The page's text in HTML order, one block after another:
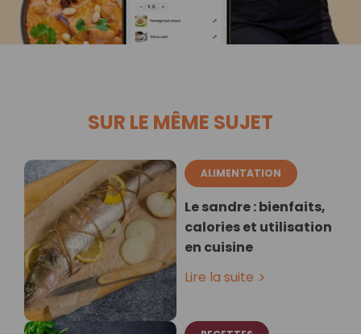
SUR LE MÊME SUJET
ALIMENTATION
Le sandre : bienfaits,
calories et utilisation
en cuisine
Lire la suite